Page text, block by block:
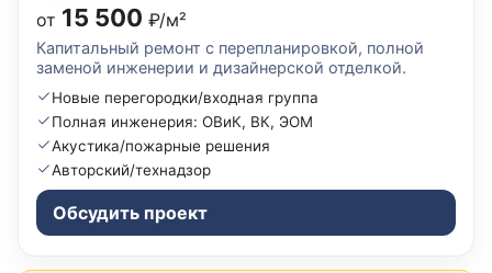
от 15 500 ₽/м²
Капитальный ремонт с перепланировкой, полной
заменой инженерии и дизайнерской отделкой.
Новые перегородки/входная группа
Полная инженерия: ОВиК, ВК, ЭОМ
Акустика/пожарные решения
Авторский/технадзор
Обсудить проект